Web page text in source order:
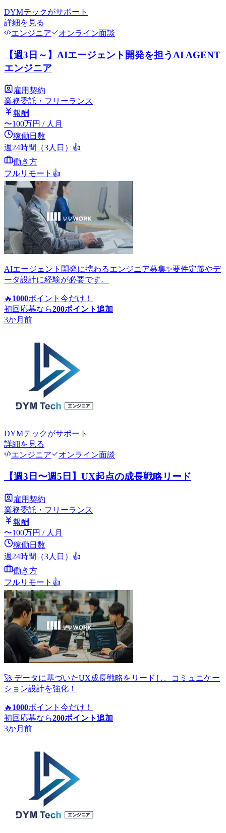
DYMテックがサポート
詳細を見る
エンジニア
オンライン面談
【週3日～】AIエージェント開発を担うAI AGENT
エンジニア
雇用契約
業務委託・フリーランス
報酬
〜100万円 / 人月
稼働日数
週24時間（3人日） 👍
働き方
フルリモート 👍
AIエージェント開発に携わるエンジニア募集✨要件定義やデ
ータ設計に経験が必要です。
🔥 1000ポイント 今だけ！
初回応募なら200ポイント追加
3か月前
DYMテックがサポート
詳細を見る
エンジニア
オンライン面談
【週3日〜週5日】UX起点の成長戦略リード
雇用契約
業務委託・フリーランス
報酬
〜100万円 / 人月
稼働日数
週24時間（3人日） 👍
働き方
フルリモート 👍
🚀 データに基づいたUX成長戦略をリードし、コミュニケー
ション設計を強化！
🔥 1000ポイント 今だけ！
初回応募なら200ポイント追加
3か月前